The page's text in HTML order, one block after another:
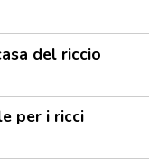
del riccio
per i ricci